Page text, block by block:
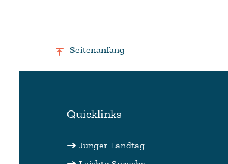
Seitenanfang
Quicklinks
Junger Landtag